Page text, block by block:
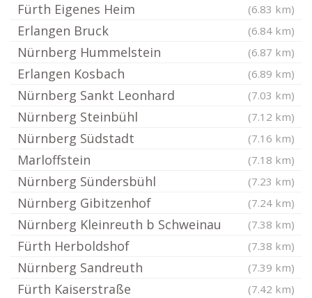
Fürth Eigenes Heim (6.83 km)
Erlangen Bruck (6.84 km)
Nürnberg Hummelstein (6.87 km)
Erlangen Kosbach (6.89 km)
Nürnberg Sankt Leonhard (7.03 km)
Nürnberg Steinbühl (7.12 km)
Nürnberg Südstadt (7.16 km)
Marloffstein (7.18 km)
Nürnberg Sündersbühl (7.23 km)
Nürnberg Gibitzenhof (7.24 km)
Nürnberg Kleinreuth b Schweinau (7.38 km)
Fürth Herboldshof (7.38 km)
Nürnberg Sandreuth (7.39 km)
Fürth Kaiserstraße (7.42 km)